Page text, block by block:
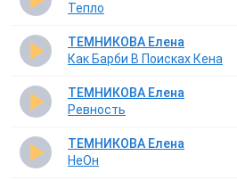
Тепло
ТЕМНИКОВА Елена
Как Барби В Поисках Кена
ТЕМНИКОВА Елена
Ревность
ТЕМНИКОВА Елена
НеОн